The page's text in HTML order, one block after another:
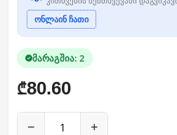
ონლაინ ჩათი
მარაგშია: 2
₾80.60
− +